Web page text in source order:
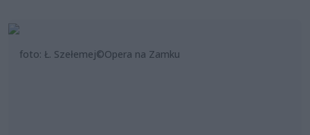
foto: Ł. Szełemej©Opera na Zamku